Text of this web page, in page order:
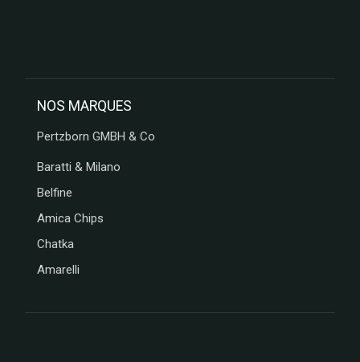
NOS MARQUES
Pertzborn GMBH & Co
Baratti & Milano
Belfine
Amica Chips
Chatka
Amarelli